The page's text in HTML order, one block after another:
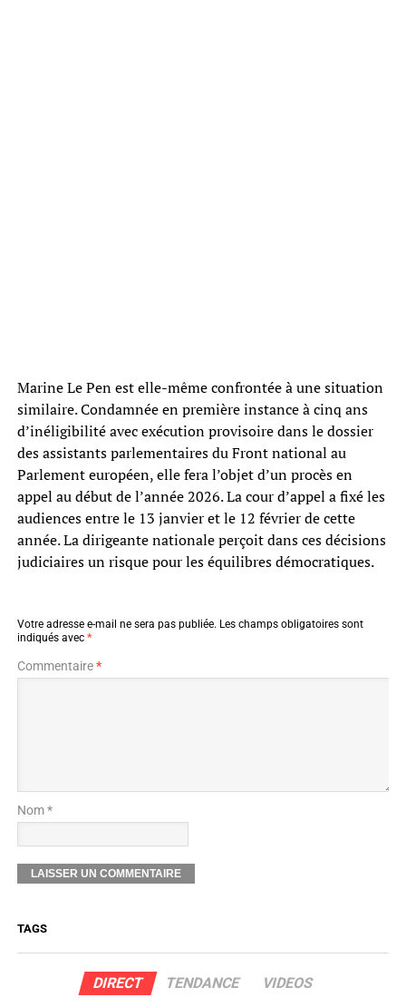
Marine Le Pen est elle-même confrontée à une situation
similaire. Condamnée en première instance à cinq ans
d’inéligibilité avec exécution provisoire dans le dossier
des assistants parlementaires du Front national au
Parlement européen, elle fera l’objet d’un procès en
appel au début de l’année 2026. La cour d’appel a fixé les
audiences entre le 13 janvier et le 12 février de cette
année. La dirigeante nationale perçoit dans ces décisions
judiciaires un risque pour les équilibres démocratiques.
Votre adresse e-mail ne sera pas publiée. Les champs obligatoires sont
indiqués avec *
Commentaire*
Nom *
TAGS
DIRECT TENDANCE VIDEOS